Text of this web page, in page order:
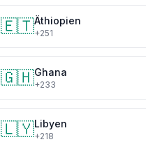
🇪🇹Äthiopien
+251
🇬🇭Ghana
+233
🇱🇾Libyen
+218